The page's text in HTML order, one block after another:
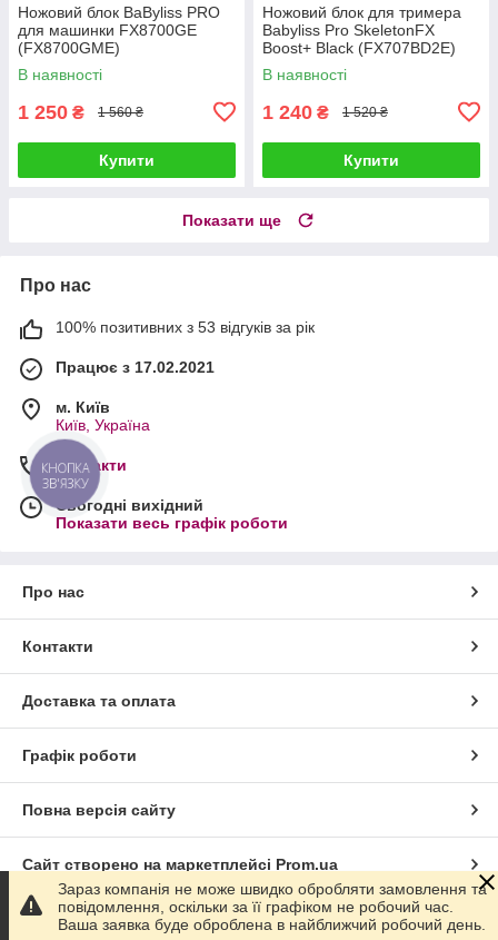
Ножовий блок BaByliss PRO
для машинки FX8700GE
(FX8700GME)
В наявності
1 250 ₴ 1 560 ₴
Купити
Ножовий блок для тримера
Babyliss Pro SkeletonFX
Boost+ Black (FX707BD2E)
В наявності
1 240 ₴ 1 520 ₴
Купити
Показати ще
Про нас
100% позитивних з 53 відгуків за рік
Працює з 17.02.2021
м. Київ
Київ, Україна
Контакти
Сьогодні вихідний
Показати весь графік роботи
Про нас
Контакти
Доставка та оплата
Графік роботи
Повна версія сайту
Сайт створено на маркетплейсі Prom.ua
Політика конфіденційності
Зараз компанія не може швидко обробляти замовлення та
повідомлення, оскільки за її графіком не робочий час.
Ваша заявка буде оброблена в найближчий робочий день.
КНОПКА
ЗВ'ЯЗКУ